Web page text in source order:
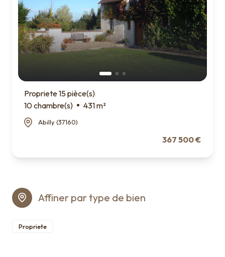
Propriete 15 pièce(s)
10 chambre(s)
431 m²
Abilly (37160)
367 500 €
Affiner par type de bien
Propriete